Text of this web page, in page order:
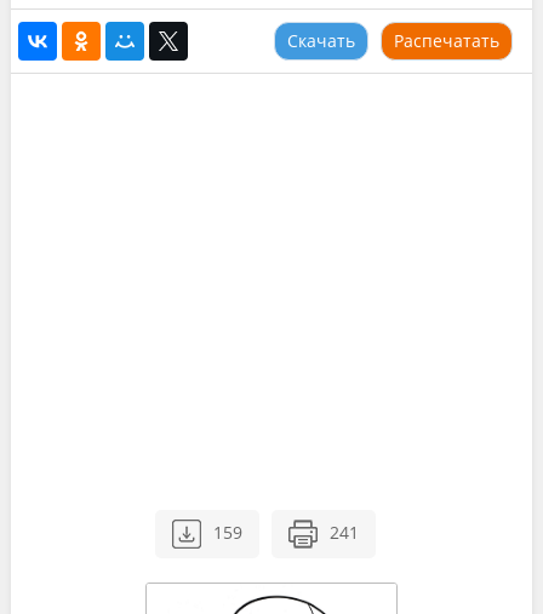
Скачать Распечатать
159 241